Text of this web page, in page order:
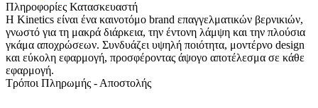
Πληροφορίες Κατασκευαστή
Η Kinetics είναι ένα καινοτόμο brand επαγγελματικών βερνικιών,
γνωστό για τη μακρά διάρκεια, την έντονη λάμψη και την πλούσια
γκάμα αποχρώσεων. Συνδυάζει υψηλή ποιότητα, μοντέρνο design
και εύκολη εφαρμογή, προσφέροντας άψογο αποτέλεσμα σε κάθε
εφαρμογή.
Τρόποι Πληρωμής - Αποστολής